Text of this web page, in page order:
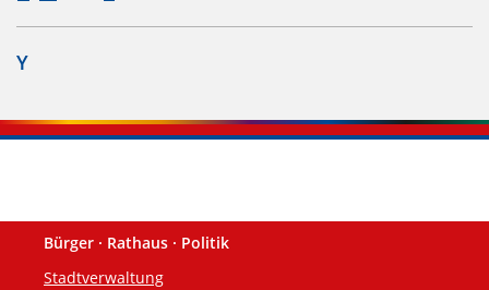
Y
Fußzeile
Bürger · Rathaus · Politik
Stadtverwaltung